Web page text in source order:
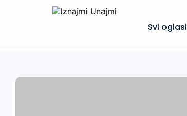
Svi oglasi